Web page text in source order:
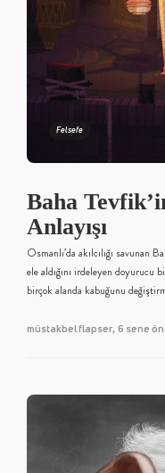
Felsefe
Baha
Anlayışı
Osmanlı’da akılcılığı savunan
ele aldığını irdeleyen
birçok alanda kabuğunu
müstakbel flapser, 6 sene